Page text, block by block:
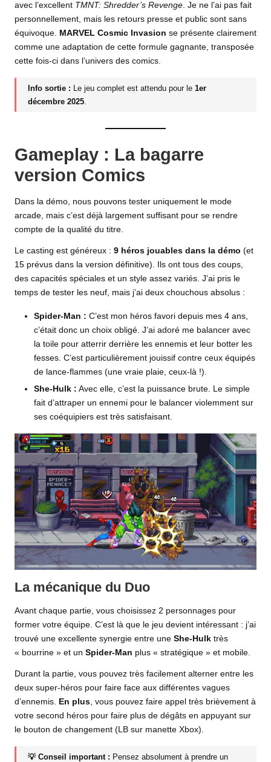
avec l’excellent TMNT: Shredder’s Revenge. Je ne l’ai pas fait
personnellement, mais les retours presse et public sont sans
équivoque. MARVEL Cosmic Invasion se présente clairement
comme une adaptation de cette formule gagnante, transposée
cette fois-ci dans l’univers des comics.
Info sortie : Le jeu complet est attendu pour le 1er
décembre 2025
Gameplay : La bagarre
version Comics
Dans la démo, nous pouvons tester uniquement le mode
arcade, mais c’est déjà largement suffisant pour se rendre
compte de la qualité du titre.
Le casting est généreux : 9 héros jouables dans la démo (et
15 prévus dans la version définitive). Ils ont tous des coups,
des capacités spéciales et un style assez variés. J’ai pris le
temps de tester les neuf, mais j’ai deux chouchous absolus :
Spider-Man : C’est mon héros favori depuis mes 4 ans,
c’était donc un choix obligé. J’ai adoré me balancer avec
la toile pour atterrir derrière les ennemis et leur botter les
fesses. C’est particulièrement jouissif contre ceux équipés
de lance-flammes (une vraie plaie, ceux-là !).
She-Hulk : Avec elle, c’est la puissance brute. Le simple
fait d’attraper un ennemi pour le balancer violemment sur
ses coéquipiers est très satisfaisant.
La mécanique du Duo
Avant chaque partie, vous choisissez 2 personnages pour
former votre équipe. C’est là que le jeu devient intéressant : j’ai
trouvé une excellente synergie entre une She-Hulk très
« bourrine » et un Spider-Man plus « stratégique » et mobile.
Durant la partie, vous pouvez très facilement alterner entre les
deux super-héros pour faire face aux différentes vagues
d’ennemis. En plus, vous pouvez faire appel très brièvement à
votre second héros pour faire plus de dégâts en appuyant sur
le bouton de changement (LB sur manette Xbox).
💡 Conseil important : Pensez absolument à prendre un